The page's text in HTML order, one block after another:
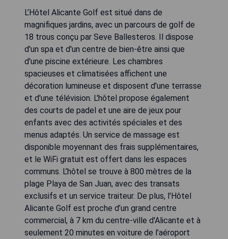
L’Hôtel Alicante Golf est situé dans de
magnifiques jardins, avec un parcours de golf de
18 trous conçu par Seve Ballesteros. Il dispose
d'un spa et d'un centre de bien-être ainsi que
d'une piscine extérieure. Les chambres
spacieuses et climatisées affichent une
décoration lumineuse et disposent d'une terrasse
et d'une télévision. L'hôtel propose également
des courts de padel et une aire de jeux pour
enfants avec des activités spéciales et des
menus adaptés. Un service de massage est
disponible moyennant des frais supplémentaires,
et le WiFi gratuit est offert dans les espaces
communs. L’hôtel se trouve à 800 mètres de la
plage Playa de San Juan, avec des transats
exclusifs et un service traiteur. De plus, l'Hôtel
Alicante Golf est proche d’un grand centre
commercial, à 7 km du centre-ville d'Alicante et à
seulement 20 minutes en voiture de l’aéroport